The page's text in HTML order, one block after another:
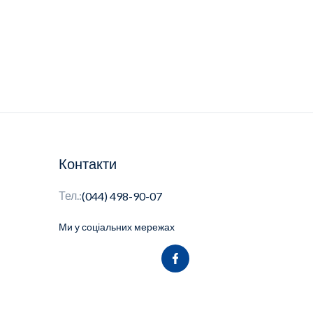
Контакти
Тел.:(044) 498-90-07
Ми у соціальних мережах